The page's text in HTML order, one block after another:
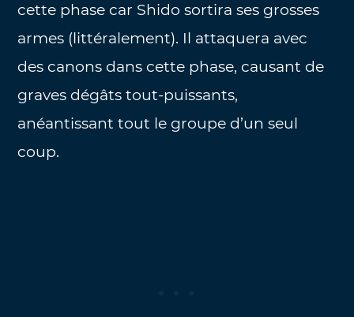
cette phase car Shido sortira ses grosses
armes (littéralement). Il attaquera avec
des canons dans cette phase, causant de
graves dégâts tout-puissants,
anéantissant tout le groupe d’un seul
coup.